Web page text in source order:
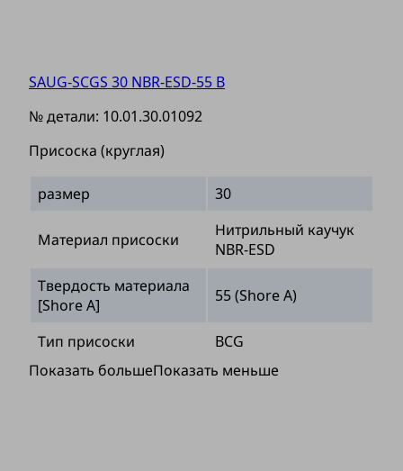
SAUG-SCGS 30 NBR-ESD-55 B
№ детали: 10.01.30.01092
Присоска (круглая)
размер 30
Материал присоски
Нитрильный каучук
NBR-ESD
Твердость материала
[Shore A]
55 (Shore A)
Тип присоски
BCG
Показать большеПоказать меньше